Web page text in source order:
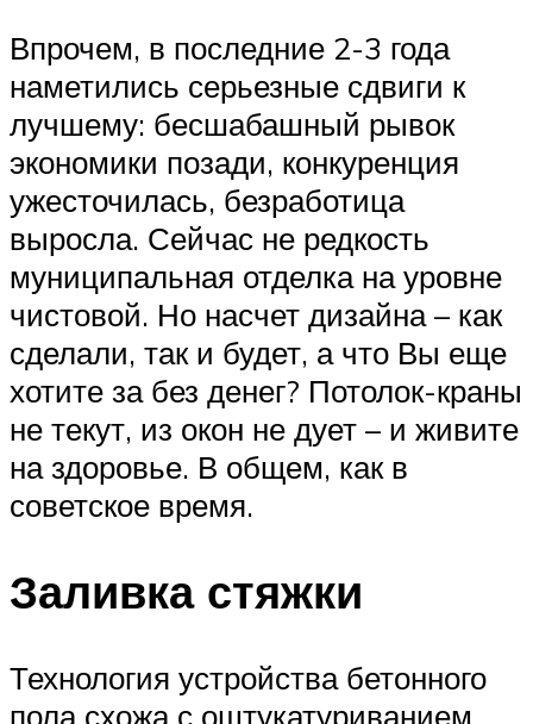
Впрочем, в последние 2-3 года
наметились серьезные сдвиги к
лучшему: бесшабашный рывок
экономики позади, конкуренция
ужесточилась, безработица
выросла. Сейчас не редкость
муниципальная отделка на уровне
чистовой. Но насчет дизайна – как
сделали, так и будет, а что Вы еще
хотите за без денег? Потолок-краны
не текут, из окон не дует – и живите
на здоровье. В общем, как в
советское время.
Заливка стяжки
Технология устройства бетонного
пола схожа с оштукатуриванием,